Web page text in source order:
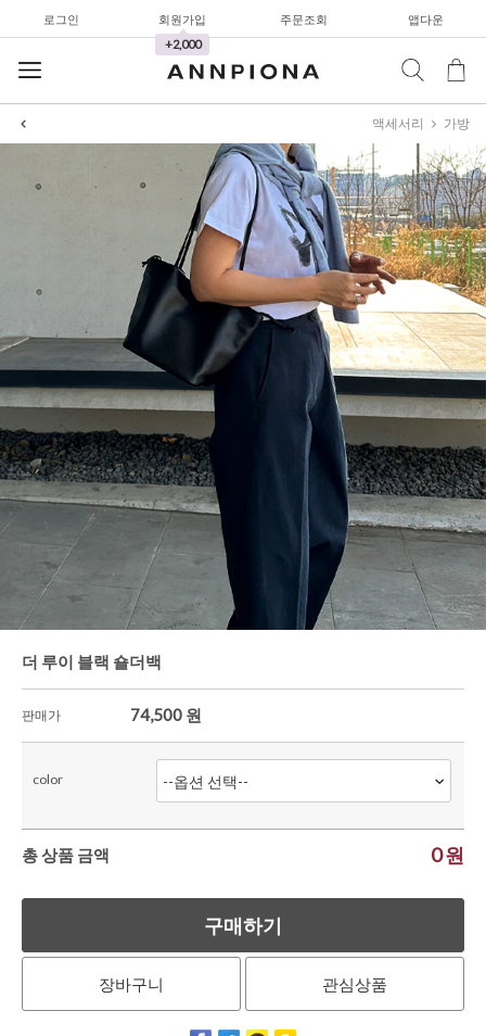
로그인
회원가입
+2,000
주문조회 앱다운
셔츠&블라우스
가디건/니트
와이드팬츠
한정세일
셔츠&블라우스
가디건/니트
와이드팬츠
한정세일
셔츠&블라우스
가디건/니트
와이드팬츠
한정세일
액세서리 가방
더 루이 블랙 숄더백
판매가 74,500 원
color
총 상품 금액 0원
구매하기
장바구니 관심상품